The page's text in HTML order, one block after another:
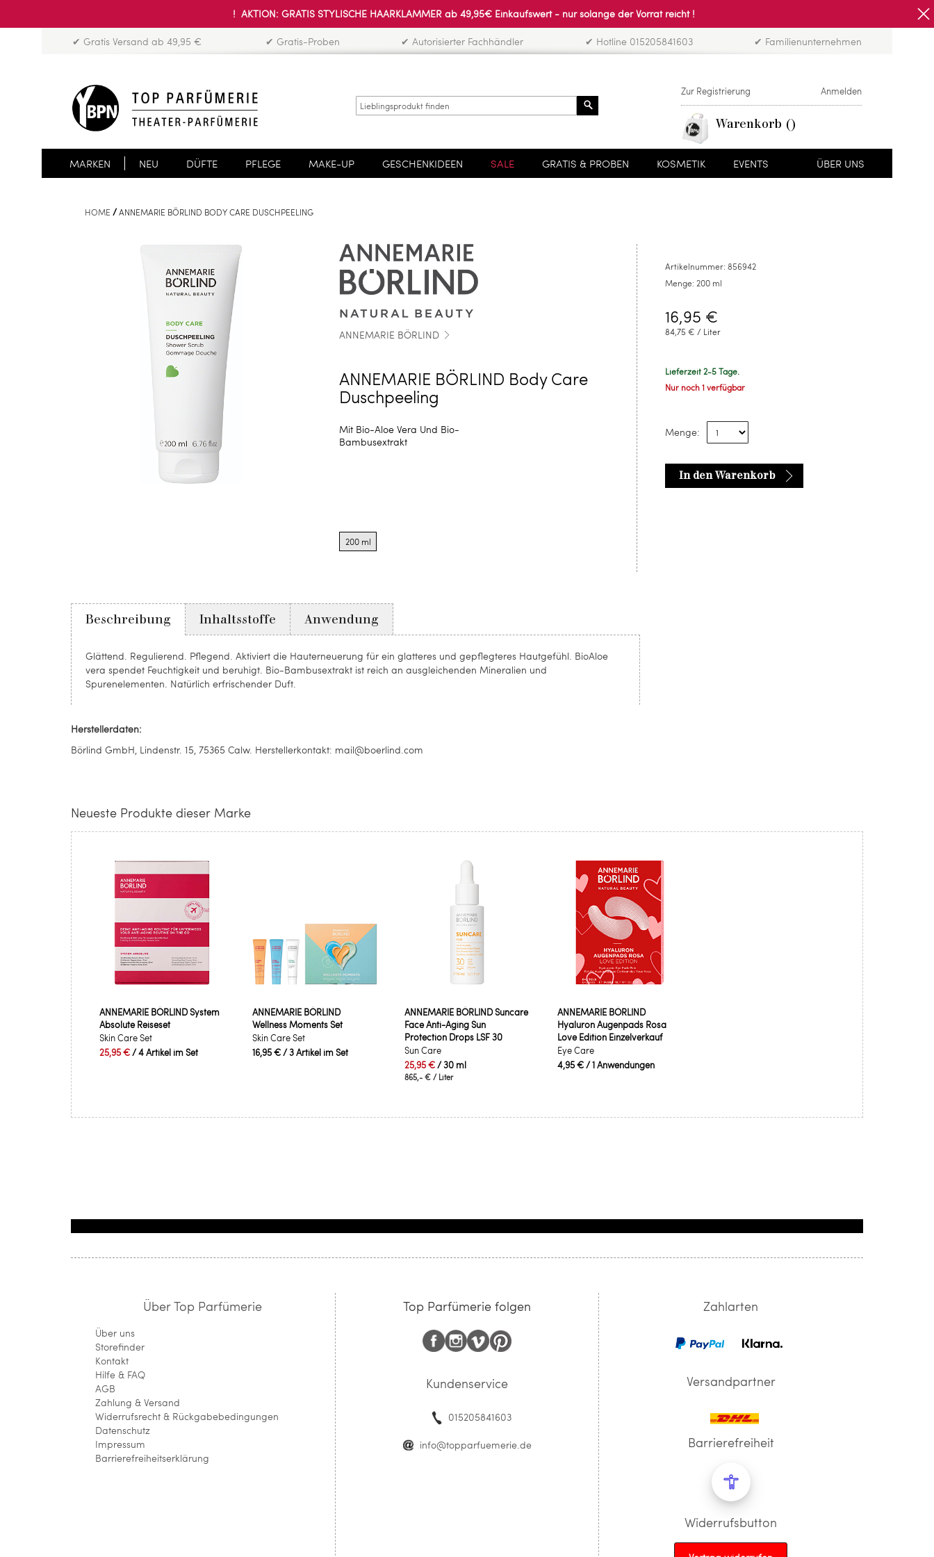
! AKTION: GRATIS STYLISCHE HAARKLAMMER ab 49,95€ Einkaufswert - nur solange der Vorrat reicht !
✔ Gratis Versand ab 49,95 € ✔ Gratis-Proben ✔ Autorisierter Fachhändler ✔ Hotline 015205841603 ✔ Familienunternehmen
Zur Registrierung Anmelden
Warenkorb
MARKEN NEU DÜFTE PFLEGE MAKE-UP GESCHENKIDEEN SALE GRATIS & PROBEN KOSMETIK EVENTS ÜBER UNS
HOME ANNEMARIE BÖRLIND BODY CARE DUSCHPEELING
ANNEMARIE BÖRLIND
ANNEMARIE BÖRLIND Body Care
Duschpeeling
Mit Bio-Aloe Vera Und Bio-
Bambusextrakt
options
for
200 ml
Artikelnummer: 856942
Menge: 200 ml
16,95 €
84,75 € / Liter
Lieferzeit 2-5 Tage.
Nur noch 1 verfügbar
Menge:
In den Warenkorb
Beschreibung
Glättend. Regulierend. Pflegend. Aktiviert die Hauterneuerung für ein glatteres und gepflegteres Hautgefühl. BioAloe
vera spendet Feuchtigkeit und beruhigt. Bio-Bambusextrakt ist reich an ausgleichenden Mineralien und
Spurenelementen. Natürlich erfrischender Duft.
Inhaltsstoffe Anwendung
Herstellerdaten:
Börlind GmbH, Lindenstr. 15, 75365 Calw. Herstellerkontakt: mail@boerlind.com
Neueste Produkte dieser Marke
ANNEMARIE BÖRLIND System
Absolute Reiseset
Skin Care Set
25,95 €/ 4 Artikel im Set
ANNEMARIE BÖRLIND
Wellness Moments Set
Skin Care Set
16,95 €/ 3 Artikel im Set
ANNEMARIE BÖRLIND Suncare
Face Anti-Aging Sun
Protection Drops LSF 30
Sun Care
25,95 €/ 30 ml
865,- € / Liter
ANNEMARIE BÖRLIND
Hyaluron Augenpads Rosa
Love Edition Einzelverkauf
Eye Care
4,95 €/ 1 Anwendungen
Über Top Parfümerie
Über uns
Storefinder
Kontakt
Hilfe & FAQ
AGB
Zahlung & Versand
Widerrufsrecht & Rückgabebedingungen
Datenschutz
Impressum
Barrierefreiheitserklärung
Top Parfümerie folgen
Kundenservice
015205841603
info@topparfuemerie.de
Zahlarten
Versandpartner
Barrierefreiheit
Widerrufsbutton